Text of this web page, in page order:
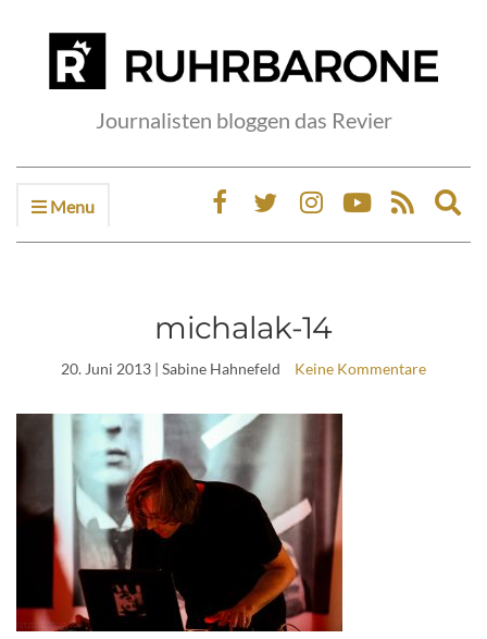
Journalisten bloggen das Revier
Menu
michalak-14
20. Juni 2013 | Sabine Hahnefeld Keine Kommentare